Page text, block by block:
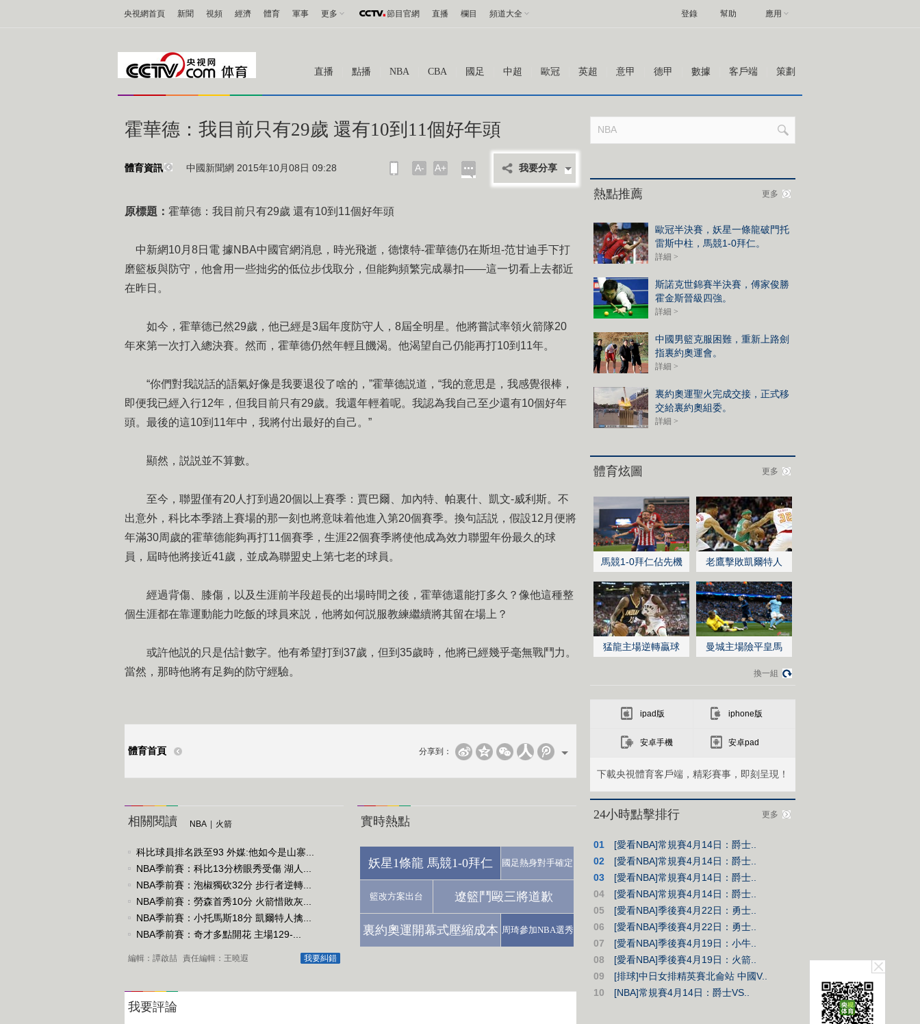
央視網首頁 新聞 視頻 經濟 體育 軍事 更多 節目官網 直播 欄目 頻道大全 幫助 應用
登錄
直播 點播 NBA CBA 國足 中超 歐冠 英超 意甲 德甲 數據 客戶端 策劃
霍華德：我目前只有29歲 還有10到11個好年頭
體育資訊 中國新聞網 2015年10月08日 09:28 A- A+ 我要分享
原標題： 霍華德：我目前只有29歲 還有10到11個好年頭
中新網10月8日電 據NBA中國官網消息，時光飛逝，德懷特-霍華德仍在斯坦-范甘迪手下打
磨籃板與防守，他會用一些拙劣的低位步伐取分，但能夠頻繁完成暴扣——這一切看上去都近
在昨日。
如今，霍華德已然29歲，他已經是3屆年度防守人，8屆全明星。他將嘗試率領火箭隊20
年來第一次打入總決賽。然而，霍華德仍然年輕且饑渴。他渴望自己仍能再打10到11年。
“你們對我説話的語氣好像是我要退役了啥的，”霍華德説道，“我的意思是，我感覺很棒，
即便我已經入行12年，但我目前只有29歲。我還年輕着呢。我認為我自己至少還有10個好年
頭。最後的這10到11年中，我將付出最好的自己。”
顯然，説説並不算數。
至今，聯盟僅有20人打到過20個以上賽季：賈巴爾、加內特、帕裏什、凱文-威利斯。不
出意外，科比本季踏上賽場的那一刻也將意味着他進入第20個賽季。換句話説，假設12月便將
年滿30周歲的霍華德能夠再打11個賽季，生涯22個賽季將使他成為效力聯盟年份最久的球
員，屆時他將接近41歲，並成為聯盟史上第七老的球員。
經過背傷、膝傷，以及生涯前半段超長的出場時間之後，霍華德還能打多久？像他這種整
個生涯都在靠運動能力吃飯的球員來説，他將如何説服教練繼續將其留在場上？
或許他説的只是估計數字。他有希望打到37歲，但到35歲時，他將已經幾乎毫無戰鬥力。
當然，那時他將有足夠的防守經驗。
體育首頁 分享到：
相關閱讀 NBA 火箭
科比球員排名跌至93 外媒:他如今是山寨...
NBA季前賽：科比13分榜眼秀受傷 湖人...
NBA季前賽：泡椒獨砍32分 步行者逆轉...
NBA季前賽：勞森首秀10分 火箭惜敗灰...
NBA季前賽：小托馬斯18分 凱爾特人擒...
NBA季前賽：奇才多點開花 主場129-...
我要糾錯
編輯：譚啟喆 責任編輯：王曉遐
實時熱點
妖星1條龍 馬競1-0拜仁 國足熱身對手確定
籃改方案出台 遼籃鬥毆三將道歉
裏約奧運開幕式壓縮成本 周琦參加NBA選秀
熱點推薦 更多
歐冠半決賽，妖星一條龍破門托
雷斯中柱，馬競1-0拜仁。
詳細 >
斯諾克世錦賽半決賽，傅家俊勝
霍金斯晉級四強。
詳細 >
中國男籃克服困難，重新上路劍
指裏約奧運會。
詳細 >
裏約奧運聖火完成交接，正式移
交給裏約奧組委。
詳細 >
體育炫圖 更多
馬競1-0拜仁佔先機 老鷹擊敗凱爾特人
猛龍主場逆轉贏球 曼城主場險平皇馬
換一組
ipad版 iphone版
安卓手機 安卓pad
下載央視體育客戶端，精彩賽事，即刻呈現！
24小時點擊排行 更多
01
[愛看NBA]常規賽4月14日：爵士..
02
[愛看NBA]常規賽4月14日：爵士..
03
[愛看NBA]常規賽4月14日：爵士..
04
[愛看NBA]常規賽4月14日：爵士..
05
[愛看NBA]季後賽4月22日：勇士..
06
[愛看NBA]季後賽4月22日：勇士..
07
[愛看NBA]季後賽4月19日：小牛..
08
[愛看NBA]季後賽4月19日：火箭..
09
[排球]中日女排精英賽北侖站 中國V..
10
[NBA]常規賽4月14日：爵士VS..